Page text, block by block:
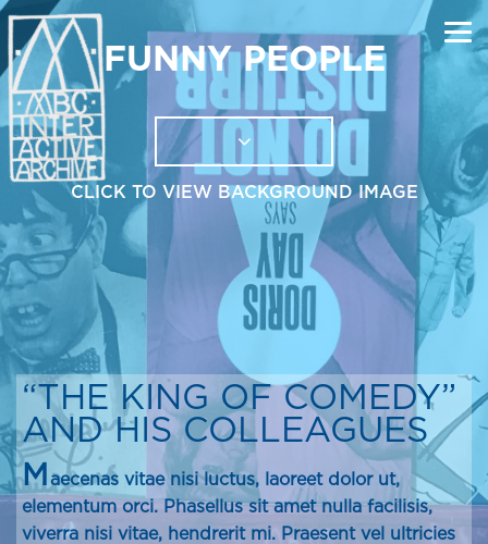
FUNNY PEOPLE
CLICK TO VIEW BACKGROUND IMAGE
“THE KING OF COMEDY”
AND HIS COLLEAGUES
M aecenas vitae nisi luctus, laoreet dolor ut,
elementum orci. Phasellus sit amet nulla facilisis,
viverra nisi vitae, hendrerit mi. Praesent vel ultricies